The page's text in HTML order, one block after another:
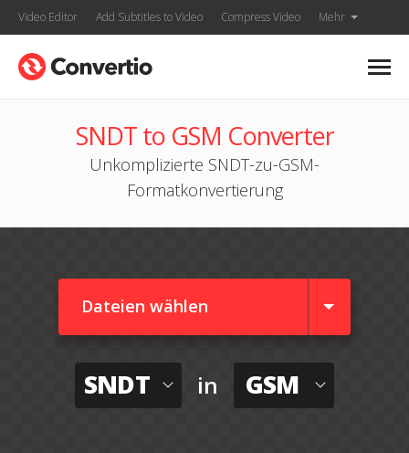
Video Editor Add Subtitles to Video Compress Video Mehr
SNDT to GSM Converter
Unkomplizierte SNDT-zu-GSM-
Formatkonvertierung
Dateien wählen
SNDT in GSM